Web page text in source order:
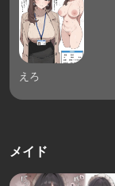
えろ
メイド